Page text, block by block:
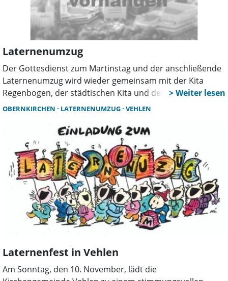
Laternenumzug
Der Gottesdienst zum Martinstag und der anschließende
Laternenumzug wird wieder gemeinsam mit der Kita
Regenbogen, der städtischen Kita und der katholischen
Kirchengemeinde veranstaltet. Am Freitag, 8. November
Uhr. Nach dem Gottesdienst zieht der Laternenumzug
durch den Ort und endet auf dem Küsterhausgelände.
Hier ist für viel Spaß und für die Verköstigung der
Teilnehmenden gesorgt. Gäste sind willkommen.
OBERNKIRCHEN LATERNENUMZUG VEHLEN
Laternenfest in Vehlen
Am Sonntag, den 10. November, lädt die